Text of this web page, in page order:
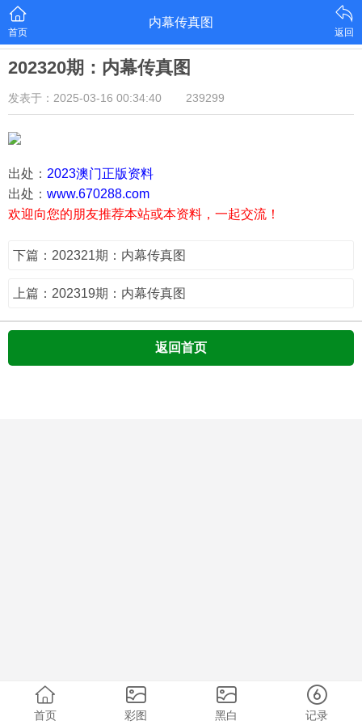
首页
内幕传真图
返回
202320期：内幕传真图
发表于：2025-03-16 00:34:40 239299
出处： 2023澳门正版资料
出处： www.670288.com
欢迎向您的朋友推荐本站或本资料，一起交流！
下篇：202321期：内幕传真图
上篇：202319期：内幕传真图
返回首页
首页 彩图 黑白 记录